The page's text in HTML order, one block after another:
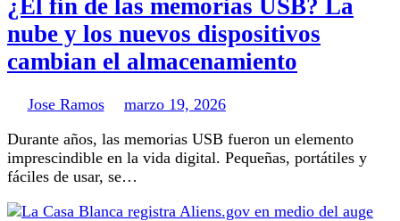
¿El fin de las memorias USB? La
nube y los nuevos dispositivos
cambian el almacenamiento
Jose Ramos
marzo 19, 2026
Durante años, las memorias USB fueron un elemento
imprescindible en la vida digital. Pequeñas, portátiles y
fáciles de usar, se…